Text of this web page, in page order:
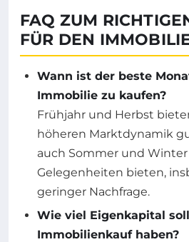
FAQ ZUM
FÜR DEN
Wann ist der beste
Immobilie zu kaufen?
Frühjahr und Herbst
höheren Marktdynamik
auch Sommer und
Gelegenheiten bieten,
geringer Nachfrage.
Wie viel Eigenkapital
Immobilienkauf haben?